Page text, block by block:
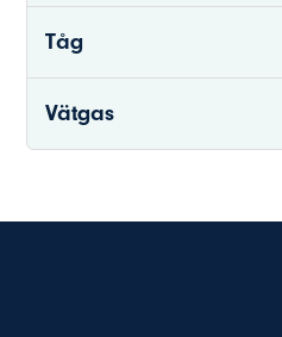
Tåg
Vätgas